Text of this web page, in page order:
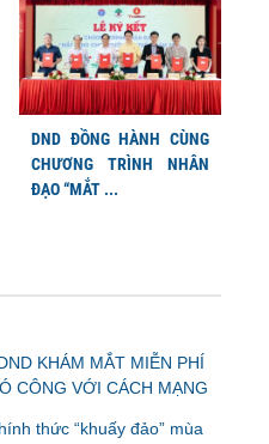
DND ĐỒNG HÀNH CÙNG
CHƯƠNG TRÌNH NHÂN
ĐẠO “MẮT ...
KHÁM MẮT MIỄN PHÍ
CÔNG VỚI CÁCH MẠNG
thức “khuấy đảo” mùa